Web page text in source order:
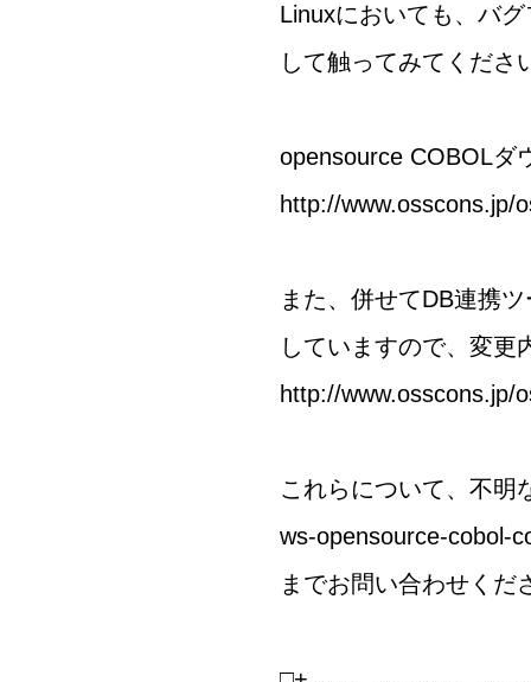
Linuxにおいても、バ
して触ってみてくださ
opensource COBOLダ
http://www.osscons.jp/
また、併せてDB連携
していますので、変更
http://www.osscons.jp/
これらについて、不明
ws-opensource-cobol-
までお問い合わせくだ